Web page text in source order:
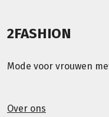
2FASHION
Mode voor vrouwen
Over ons